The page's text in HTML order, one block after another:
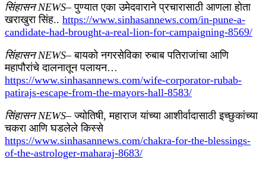
सिंहासन NEWS– पुण्यात एका उमेदवाराने प्रचारासाठी आणला होता
खराखुरा सिंह.. https://www.sinhasannews.com/in-pune-a-
candidate-had-brought-a-real-lion-for-campaigning-8569/
सिंहासन NEWS– बायको नगरसेविका रुबाब पतिराजांचा आणि
महापौरांचे दालनातून पलायन…
https://www.sinhasannews.com/wife-corporator-rubab-
patirajs-escape-from-the-mayors-hall-8583/
सिंहासन NEWS– ज्योतिषी, महाराज यांच्या आशीर्वादासाठी इच्छुकांच्या
चकरा आणि घडलेले किस्से
https://www.sinhasannews.com/chakra-for-the-blessings-
of-the-astrologer-maharaj-8683/